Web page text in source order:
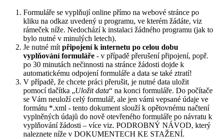
Formuláře se vyplňují online přímo na webové stránce po
kliku na odkaz uvedený u programu, ve kterém žádáte, viz
rámeček níže. Nedochází k instalaci žádného programu (jak to
bylo nutné v minulých letech).
Je nutné mít připojení k internetu po celou dobu
vyplňování formuláře - v případě přerušení připojení, popř.
po 30 minutách nečinnosti na stránce žádosti dojde k
automatickému odpojení formuláře a data se také ztratí!
V případě, že chcete práci přerušit, je nutné data uložit
pomocí tlačítka „Uložit data“ na konci formuláře. Do počítače
se Vám neuloží celý formulář, ale jen vámi vepsané údaje ve
formátu *.xml - tento dokument slouží k opětovnému načtení
vyplněných údajů do nově otevřeného formuláře po návratu k
vyplňování žádosti – více viz. PODROBNÝ NÁVOD, který
naleznete níže v DOKUMENTECH KE STAŽENÍ.